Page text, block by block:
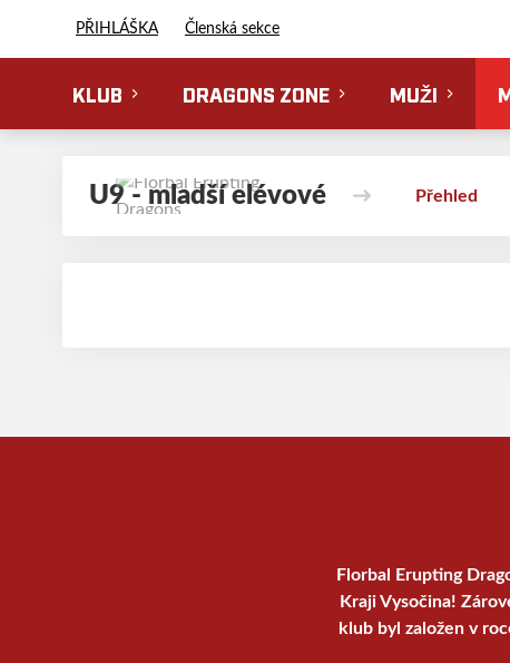
PŘIHLÁŠKA Členská sekce
KLUB DRAGONS ZONE MUŽI
U9 - mladší elévové Přehled
Florbal Erupting
Kraji Vysočina!
klub byl založen v